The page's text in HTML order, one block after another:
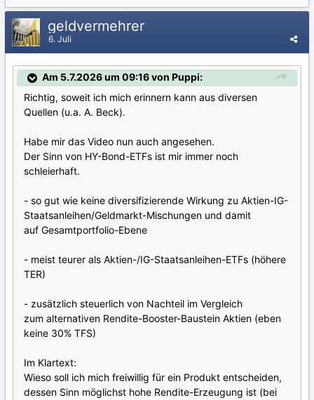
geldvermehrer
6. Juli
Am 5.7.2026 um 09:16 von Puppi:
Richtig, soweit ich mich erinnern kann aus diversen
Quellen (u.a. A. Beck).
Habe mir das Video nun auch angesehen.
Der Sinn von HY-Bond-ETFs ist mir immer noch
schleierhaft.
- so gut wie keine diversifizierende Wirkung zu Aktien-IG-
Staatsanleihen/Geldmarkt-Mischungen und damit
auf Gesamtportfolio-Ebene
- meist teurer als Aktien-/IG-Staatsanleihen-ETFs (höhere
TER)
- zusätzlich steuerlich von Nachteil im Vergleich
zum alternativen Rendite-Booster-Baustein Aktien (eben
keine 30% TFS)
Im Klartext:
Wieso soll ich mich freiwillig für ein Produkt entscheiden,
dessen Sinn möglichst hohe Rendite-Erzeugung ist (bei